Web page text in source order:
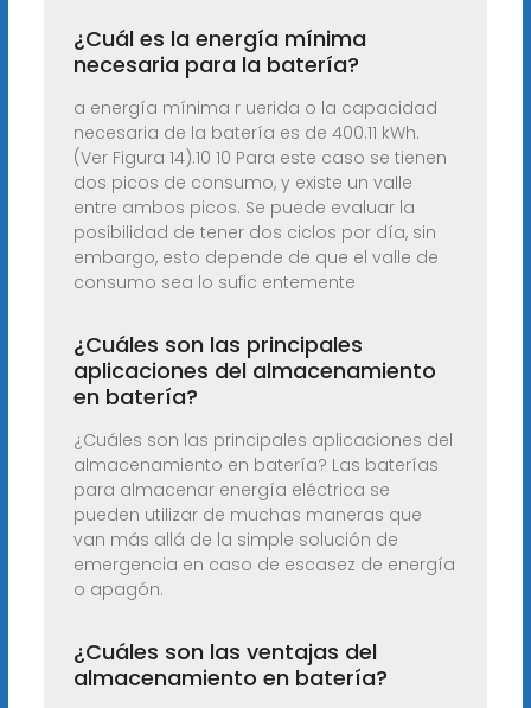
¿Cuál es la energía mínima
necesaria para la batería?
a energía mínima r uerida o la capacidad
necesaria de la batería es de 400.11 kWh.
(Ver Figura 14).10 10 Para este caso se tienen
dos picos de consumo, y existe un valle
entre ambos picos. Se puede evaluar la
posibilidad de tener dos ciclos por día, sin
embargo, esto depende de que el valle de
consumo sea lo sufic entemente
¿Cuáles son las principales
aplicaciones del almacenamiento
en batería?
¿Cuáles son las principales aplicaciones del
almacenamiento en batería? Las baterías
para almacenar energía eléctrica se
pueden utilizar de muchas maneras que
van más allá de la simple solución de
emergencia en caso de escasez de energía
o apagón.
¿Cuáles son las ventajas del
almacenamiento en batería?